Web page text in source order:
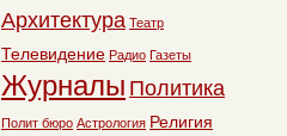
Архитектура Театр
Телевидение Радио Газеты
Журналы Политика
Полит бюро Астрология Религия